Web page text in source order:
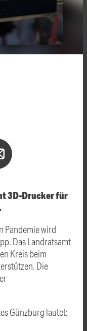
3D-Drucker für
Pandemie wird
Das Landratsamt
Kreis beim
Die
Günzburg lautet: